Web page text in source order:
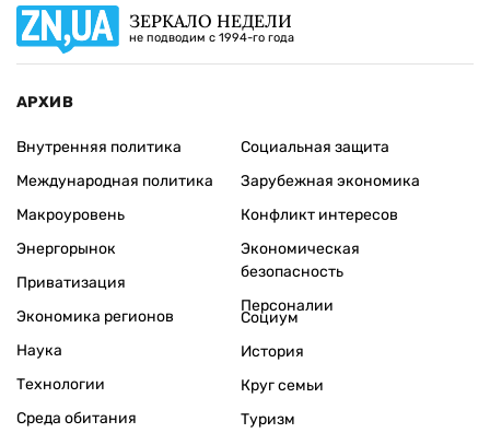
ЗЕРКАЛО НЕДЕЛИ
не подводим с 1994-го года
АРХИВ
Внутренняя политика
Международная политика
Макроуровень
Энергорынок
Приватизация
Экономика регионов
Социальная защита
Зарубежная экономика
Конфликт интересов
Экономическая
безопасность
Персоналии
Наука
Технологии
Среда обитания
Социум
История
Круг семьи
Туризм